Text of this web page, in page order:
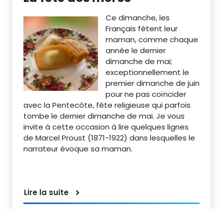
Ce dimanche, les
Français fêtent leur
maman, comme chaque
année le dernier
dimanche de mai;
exceptionnellement le
premier dimanche de juin
pour ne pas coïncider
avec la Pentecôte, fête religieuse qui parfois
tombe le dernier dimanche de mai. Je vous
invite à cette occasion à lire quelques lignes
de Marcel Proust (1871-1922) dans lesquelles le
narrateur évoque sa maman.
Lire la suite